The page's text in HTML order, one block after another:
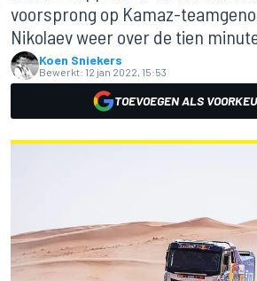
voorsprong op Kamaz-
Nikolaev weer over de tien
Koen Sniekers
Bewerkt: 12 jan 2022, 15:53
TOEVOEGEN ALS